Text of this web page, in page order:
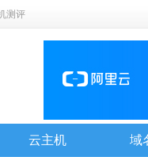
测评
云主机 域